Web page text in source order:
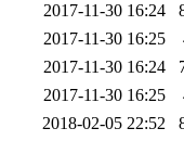
2017-11-30 16:24
2017-11-30 16:25
2017-11-30 16:24
2017-11-30 16:25
2018-02-05 22:52